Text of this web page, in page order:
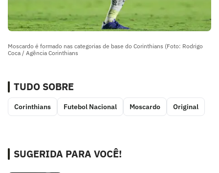
Moscardo é formado nas categorias de base do Corinthians (Foto: Rodrigo
Coca / Agência Corinthians
TUDO SOBRE
Corinthians Futebol Nacional Moscardo Original
SUGERIDA PARA VOCÊ!